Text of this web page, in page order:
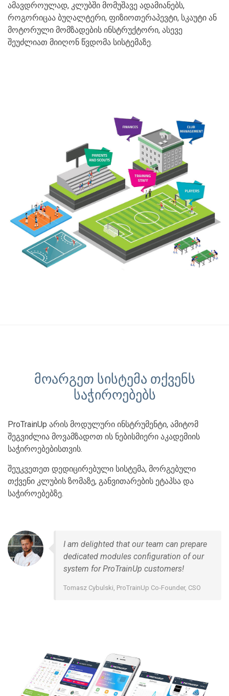
ამავდროულად, კლუბში მომუშავე ადამიანებს,
როგორიცაა ბუღალტერი, ფიზიოთერაპევტი, სკაუტი ან
მოტორული მომზადების ინსტრუქტორი, ასევე
შეუძლიათ მიიღონ წვდომა სისტემაზე.
მოარგეთ სისტემა თქვენს
საჭიროებებს
ProTrainUp არის მოდულური ინსტრუმენტი, ამიტომ
შეგვიძლია მოვამზადოთ ის ნებისმიერი აკადემიის
საჭიროებებისთვის.
შეუკვეთეთ დედიცირებული სისტემა, მორგებული
თქვენი კლუბის ზომაზე, განვითარების ეტაპსა და
საჭიროებებზე.
I am delighted that our team can prepare
dedicated modules configuration of our
system for ProTrainUp customers!
Tomasz Cybulski, ProTrainUp Co-Founder, CSO